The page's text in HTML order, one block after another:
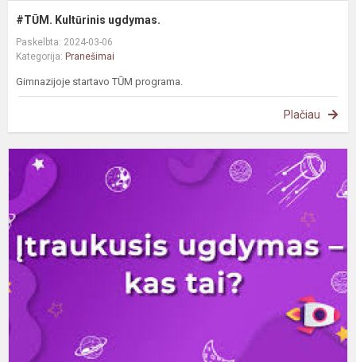
#TŪM. Kultūrinis ugdymas.
Paskelbta: 2024-03-06
Kategorija: Pranešimai
Gimnazijoje startavo TŪM programa.
Plačiau